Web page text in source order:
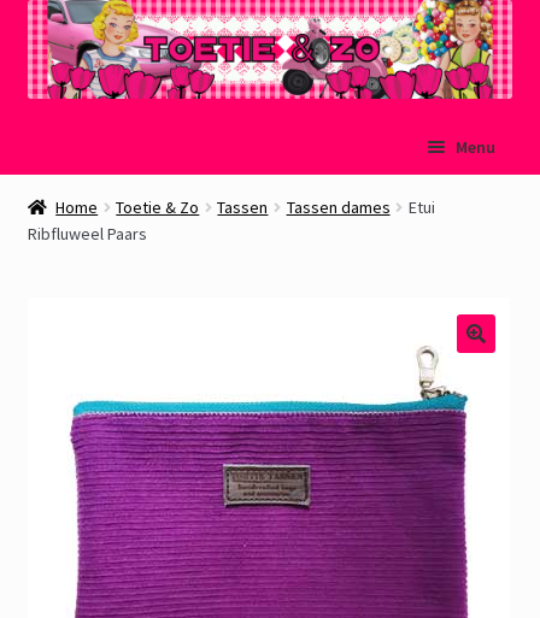
naar
navigatie
de
inhoud
Menu
Welkom
Afrekenen
Over Toetie & Zo
Gastenboek
Home Toetie & Zo Tassen Tassen dames
Etui
Ribfluweel Paars